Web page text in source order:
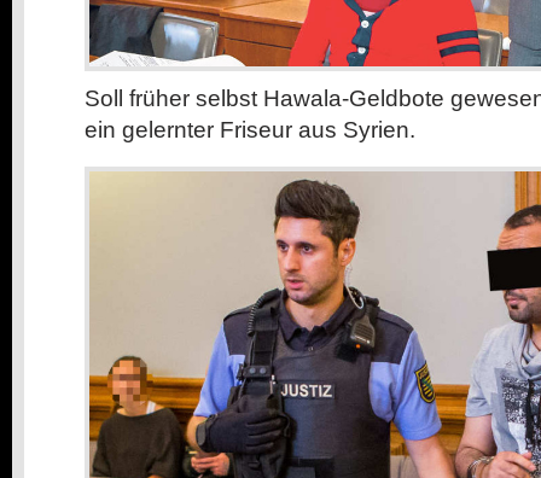
Soll früher selbst Hawala-Geldbote
ein gelernter Friseur aus Syrien.